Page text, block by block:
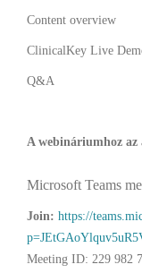
Content overview
ClinicalKey Live
Q&A
A webináriumhoz
Microsoft Teams
Join: https://
Meeting ID: 229 982